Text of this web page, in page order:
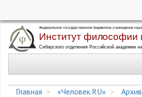
Перейти
основному
Главная
«Человек.RU»
Архив